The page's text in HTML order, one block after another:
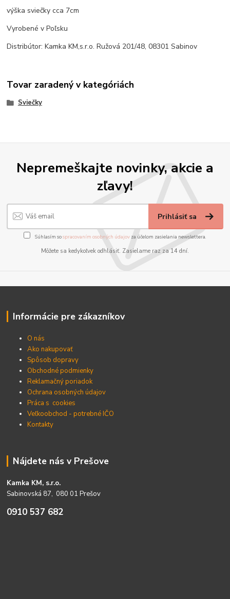
výška sviečky cca 7cm
Vyrobené v Poľsku
Distribútor: Kamka KM,s.r.o. Ružová 201/48, 08301 Sabinov
Tovar zaradený v kategóriách
Sviečky
Nepremeškajte novinky, akcie a
zľavy!
Prihlásiť sa
Súhlasím sospracovaním osobných údajov za účelom zasielania newslettera.
Môžete sa kedykoľvek odhlásiť. Zasielame raz za 14 dní.
Informácie pre zákazníkov
O nás
Ako nakupovať
Spôsob dopravy
Obchodné podmienky
Reklamačný poriadok
Ochrana osobných údajov
Práca s cookies
Veľkoobchod - potrebné IČO
Kontakty
Nájdete nás v Prešove
Kamka KM, s.r.o.
Sabinovská 87, 080 01 Prešov
0910 537 682